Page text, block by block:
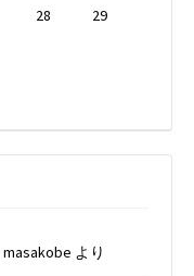
28
29
masakobe より